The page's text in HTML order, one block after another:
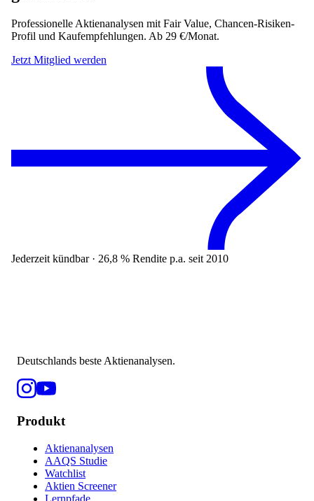
Professionelle Aktienanalysen mit Fair Value, Chancen-Risiken-
Profil und Kaufempfehlungen. Ab 29 €/Monat.
Jetzt Mitglied werden
Jederzeit kündbar · 26,8 % Rendite p.a. seit 2010
Deutschlands beste Aktienanalysen.
Produkt
Aktienanalysen
AAQS Studie
Watchlist
Aktien Screener
Lernpfade